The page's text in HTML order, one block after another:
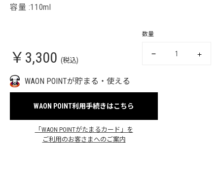
容量 :110ml
￥3,300 (税込)
数量
WAON POINTが貯まる・使える
WAON POINT利用手続きはこちら
「WAON POINTがたまるカード」を
ご利用のお客さまへのご案内